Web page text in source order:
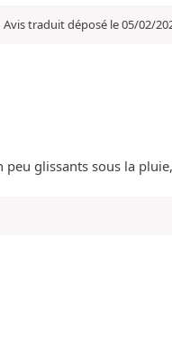
Avis traduit déposé le 05/02/
glissants sous la